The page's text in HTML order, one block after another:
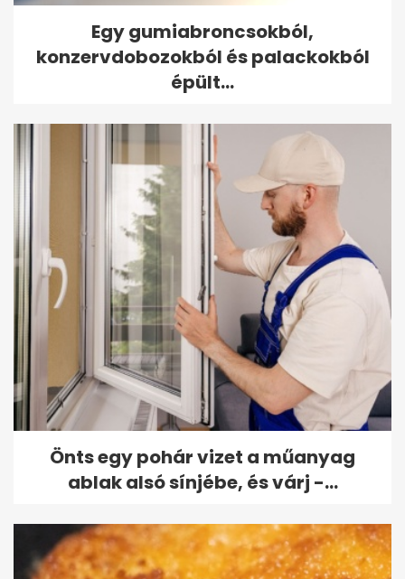
Egy gumiabroncsokból,
konzervdobozokból és palackokból
épült...
Önts egy pohár vizet a műanyag
ablak alsó sínjébe, és várj -...